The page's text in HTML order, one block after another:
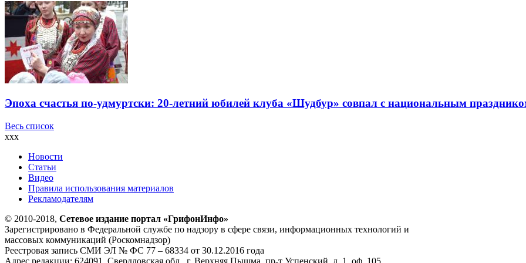
Эпоха счастья по-удмуртски: 20-летний юбилей клуба «Шудбур» совпал с национальным
Весь список
xxx
Новости
Статьи
Видео
Правила использования материалов
Рекламодателям
© 2010-2018, Сетевое издание портал «ГрифонИнфо»
Зарегистрировано в Федеральной службе по надзору в сфере связи, информационных технологий и
массовых коммуникаций (Роскомнадзор)
Реестровая запись СМИ ЭЛ № ФС 77 – 68334 от 30.12.2016 года
Адрес редакции: 624091, Свердловская обл., г. Верхняя Пышма, пр-т Успенский, д. 1, оф. 105